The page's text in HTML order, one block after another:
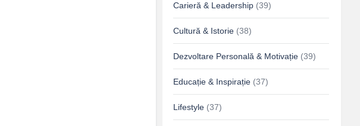
Carieră & Leadership (39)
Cultură & Istorie (38)
Dezvoltare Personală & Motivație (39)
Educație & Inspirație (37)
Lifestyle (37)